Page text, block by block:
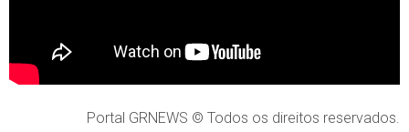
Portal GRNEWS © Todos os direitos reservados.